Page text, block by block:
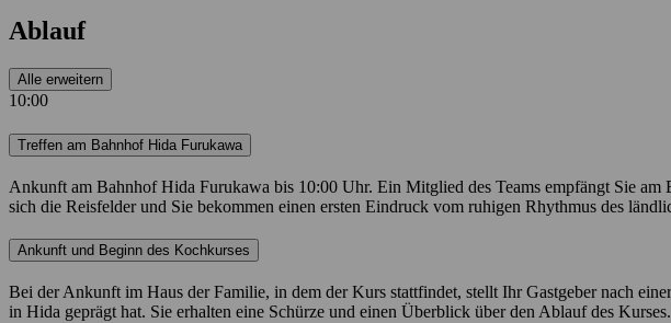
Ablauf
Alle erweitern
10:00
Treffen am Bahnhof Hida Furukawa
Ankunft am Bahnhof Hida Furukawa bis 10:00 Uhr. Ein Mitglied des Teams empfängt Sie am
sich die Reisfelder und Sie bekommen einen ersten Eindruck vom ruhigen Rhythmus des
Ankunft und Beginn des Kochkurses
Bei der Ankunft im Haus der Familie, in dem der Kurs stattfindet, stellt Ihr Gastgeber nach
in Hida geprägt hat. Sie erhalten eine Schürze und einen Überblick über den Ablauf des Kurses.